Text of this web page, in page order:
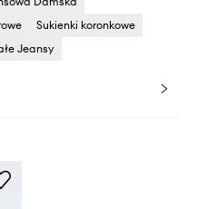
Sukienki koronkowe
Jeansy